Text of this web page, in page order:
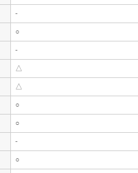
-
○
-
△
△
○
○
-
○